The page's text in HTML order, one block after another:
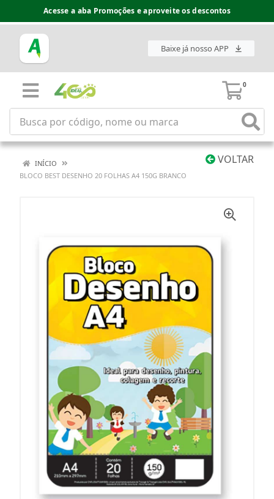
Acesse a aba Promoções e aproveite os descontos
Baixe já nosso APP
0
VOLTAR
INÍCIO
BLOCO BEST DESENHO 20 FOLHAS A4 150G BRANCO